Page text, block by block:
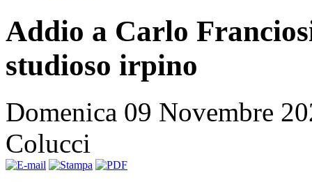
Addio a Carlo
studioso irpino
Domenica 09 Novembre
Colucci